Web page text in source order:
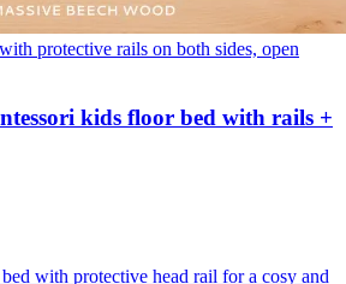
kids floor bed with rails +